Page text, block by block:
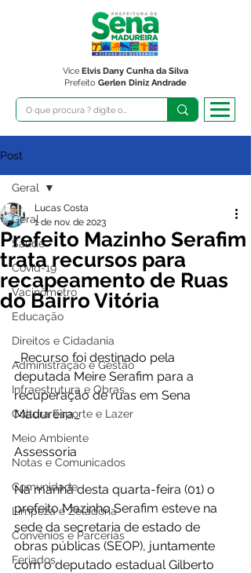
Prefeito Gerlen Diniz Andrade
Vice Elvis Dany Cunha da Silva
Post
Geral
Saúde
Covid-19
Vacinômetro
Educação
Direitos e Cidadania
Administração e Gestão
Infraestrutura e Obras
Cultura Esporte e Lazer
Meio Ambiente
Notas e Comunicados
Comunidade
Limpeza e Zeladoria
Convênios e Parcerias
Feriados
Geral
Prefeito Mazinho Serafim
trata recursos para
recapeamento de Ruas
do Bairro Vitória
Lucas Costa
1 de nov. de 2023
_Recurso foi destinado pela
deputada Meire Serafim para a
recuperação de ruas em Sena
Madureira_
Assessoria
Na manhã desta quarta-feira (01) o
prefeito Mazinho Serafim esteve na
sede da secretaria de estado de
obras públicas (SEOP), juntamente
com o deputado estadual Gilberto